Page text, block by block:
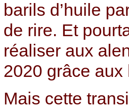
barils d’huile
de rire. Et
réaliser aux
2020 grâce
Mais cette